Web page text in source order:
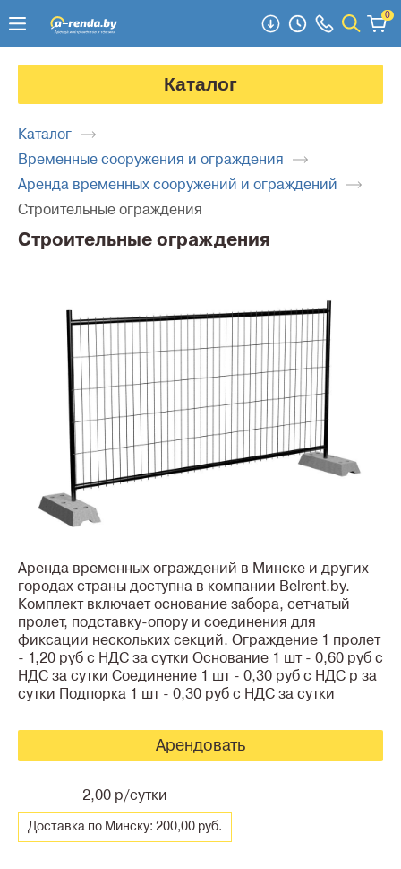
0
Каталог
Каталог
Временные сооружения и ограждения
Аренда временных сооружений и ограждений
Строительные ограждения
Строительные ограждения
Аренда временных ограждений в Минске и других
городах страны доступна в компании Belrent.by.
Комплект включает основание забора, сетчатый
пролет, подставку-опору и соединения для
фиксации нескольких секций. Ограждение 1 пролет
- 1,20 руб с НДС за сутки Основание 1 шт - 0,60 руб с
НДС за сутки Соединение 1 шт - 0,30 руб с НДС р за
сутки Подпорка 1 шт - 0,30 руб с НДС за сутки
Арендовать
2,00 р/сутки
Доставка по Минску: 200,00 руб.